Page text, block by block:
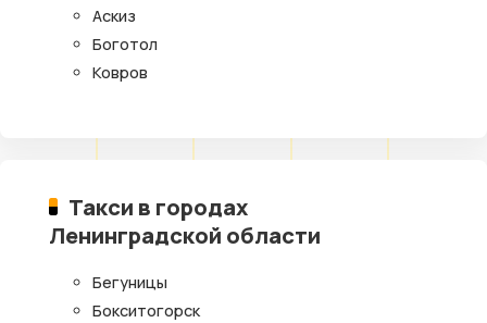
Аскиз
Боготол
Ковров
Такси в городах
Ленинградской области
Бегуницы
Бокситогорск